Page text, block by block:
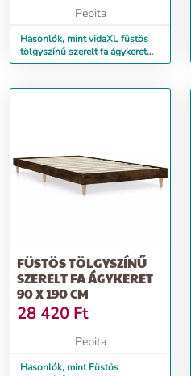
Pepita
Hasonlók, mint vidaXL füstös
tölgyszínű szerelt fa ágykeret
fiókokkal 140 x 190 cm
FÜSTÖS TÖLGYSZÍNŰ
SZERELT FA ÁGYKERET
90 X 190 CM
28 420 Ft
Pepita
Hasonlók, mint Füstös